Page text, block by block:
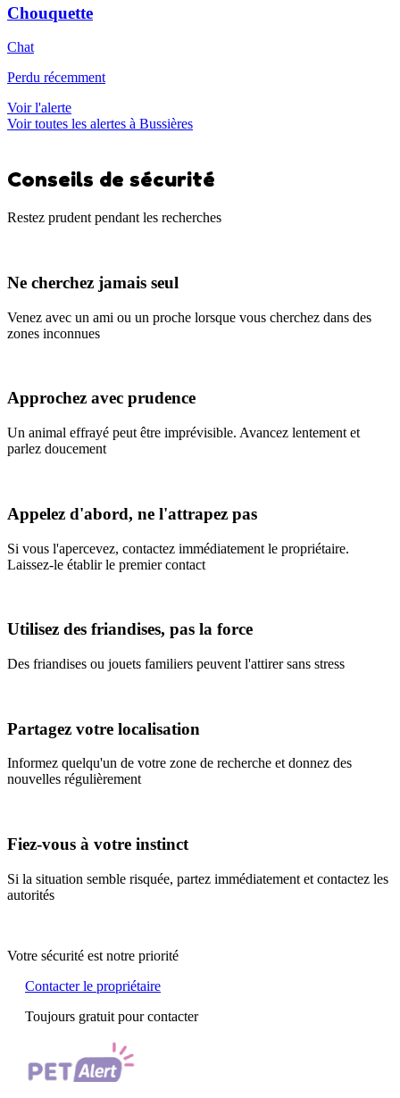
Chouquette
Chat
Perdu récemment
Voir l'alerte
Voir toutes les alertes à Bussières
Conseils de sécurité
Restez prudent pendant les recherches
Ne cherchez jamais seul
Venez avec un ami ou un proche lorsque vous cherchez dans des
zones inconnues
Approchez avec prudence
Un animal effrayé peut être imprévisible. Avancez lentement et
parlez doucement
Appelez d'abord, ne l'attrapez pas
Si vous l'apercevez, contactez immédiatement le propriétaire.
Laissez-le établir le premier contact
Utilisez des friandises, pas la force
Des friandises ou jouets familiers peuvent l'attirer sans stress
Partagez votre localisation
Informez quelqu'un de votre zone de recherche et donnez des
nouvelles régulièrement
Fiez-vous à votre instinct
Si la situation semble risquée, partez immédiatement et contactez les
autorités
Votre sécurité est notre priorité
Contacter le propriétaire
Toujours gratuit pour contacter